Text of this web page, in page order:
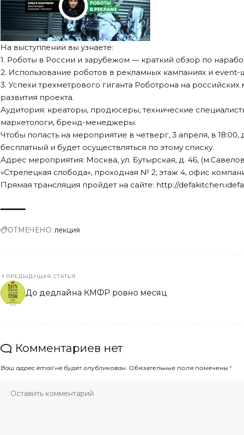
На выступлении вы узнаете:
1. Роботы в России и зарубежом — краткий обзор по
2. Использование роботов в рекламных кампаниях и
3. Успехи трехметрового гиганта Роботрона на
развития проекта.
Аудитория: креаторы, продюсеры, технические
маркетологи, бренд-менеджеры.
Чтобы попасть на мероприятие в четверг, 3 апреля, в 18:00,
бесплатный и будет осуществляться по этому списку.
Адрес мероприятия: Москва, ул. Бутырская, д. 46,
«Стрелецкая слобода», проходная № 2, этаж 4, офис
Прямая трансляция пройдет на сайте: http://
ОТМЕЧЕНО: лекция
ПРЕДЫДУЩАЯ СТАТЬЯ
До дедлайна КМФР ровно месяц
Комментариев нет
Ваш адрес email не будет опубликован. Обязательные поля помечены *